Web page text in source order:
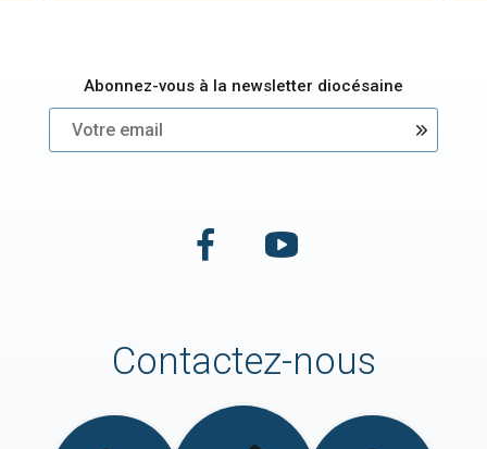
Abonnez-vous à la newsletter diocésaine
Contactez-nous